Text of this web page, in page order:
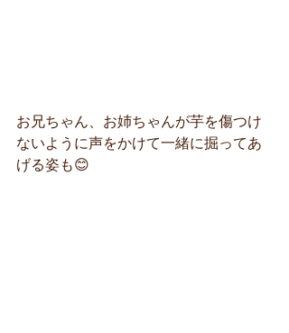
お兄ちゃん、お姉ちゃんが芋を傷つけ
ないように声をかけて一緒に掘ってあ
げる姿も😊